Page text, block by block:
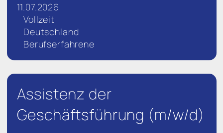
11.07.2026
Vollzeit
Deutschland
Berufserfahrene
Assistenz der
Geschäftsführung (m/w/d)